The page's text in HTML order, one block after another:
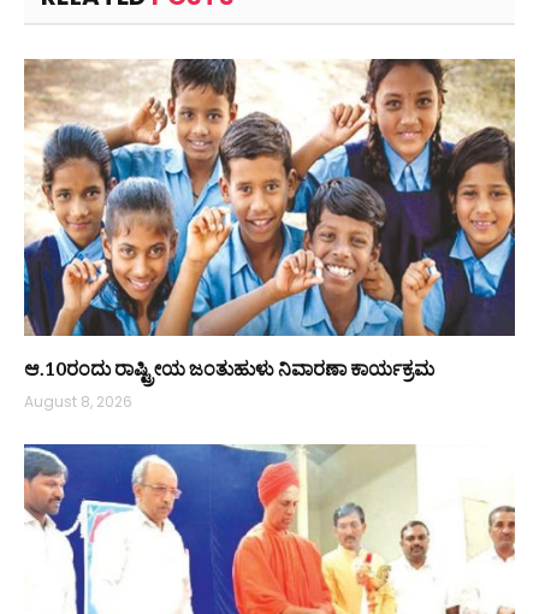
ಆ.10ರಂದು ರಾಷ್ಟ್ರೀಯ ಜಂತುಹುಳು ನಿವಾರಣಾ ಕಾರ್ಯಕ್ರಮ
August 8, 2026